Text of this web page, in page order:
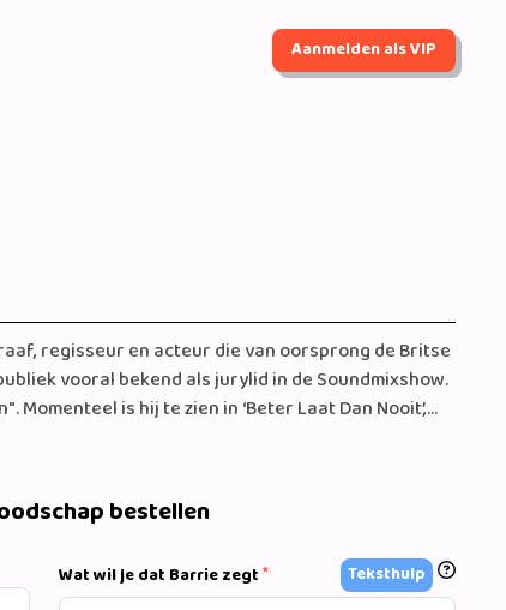
Aanmelden als VIP
regisseur en acteur die van oorsprong de Britse
vooral bekend als jurylid in de Soundmixshow.
Momenteel is hij te zien in ‘Beter Laat Dan Nooit’,
Willibrord Frequin, Peter Faber & Gerard
nu te boeken op ShoutOut!
bestellen
Wat wil je dat Barrie zegt* Teksthulp